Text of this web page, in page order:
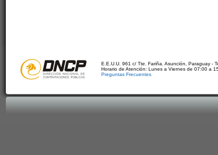
E.E.U.U. 961 c/ Tte. Fariña. Asunción, Paraguay -
Horario de Atención: Lunes a Viernes de 07:00 a
Preguntas Frecuentes